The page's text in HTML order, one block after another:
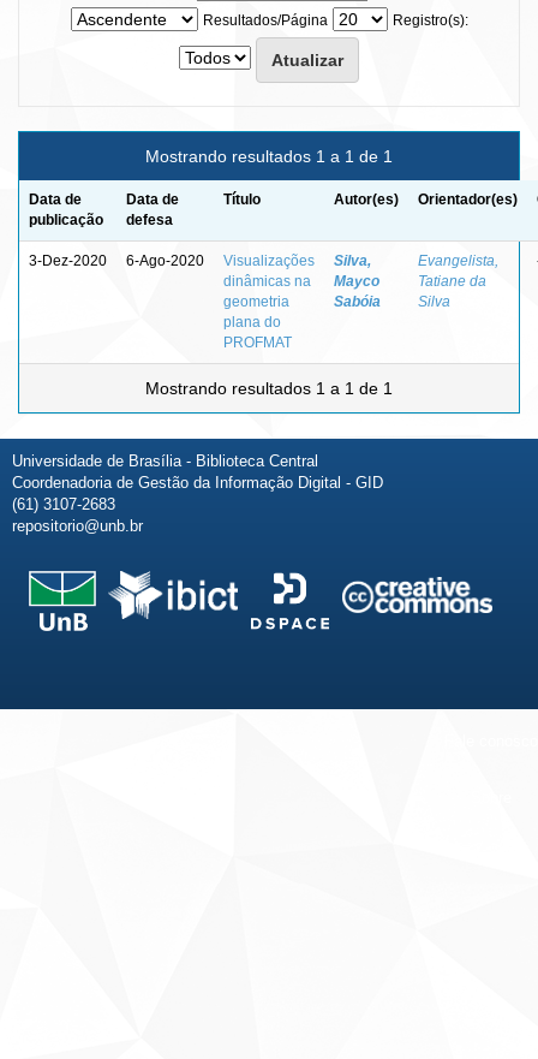
Resultados/Página
Registro(s):
Mostrando resultados 1 a 1 de 1
Data de
publicação
Data de
defesa
Título Autor(es) Orientador(es)
3-Dez-2020 6-Ago-2020
Visualizações
dinâmicas na
geometria
plana do
PROFMAT
Silva,
Mayco
Sabóia
Evangelista,
Tatiane da
Silva
Mostrando resultados 1 a 1 de 1
Universidade de Brasília - Biblioteca Central
Coordenadoria de Gestão da Informação Digital - GID
(61) 3107-2683
repositorio@unb.br